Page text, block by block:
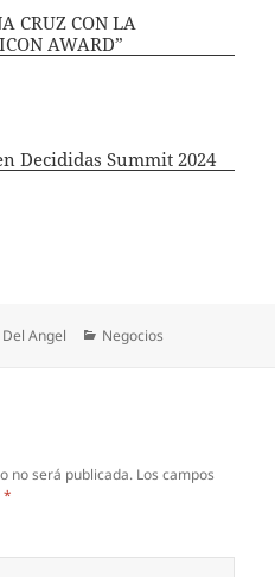
CRUZ CON LA
AWARD”
Decididas Summit 2024
Angel Categorías
Negocios
no será publicada. Los campos
*